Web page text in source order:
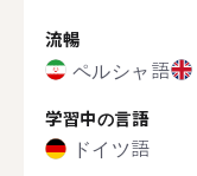
流暢
ペルシャ語
学習中の言語
ドイツ語